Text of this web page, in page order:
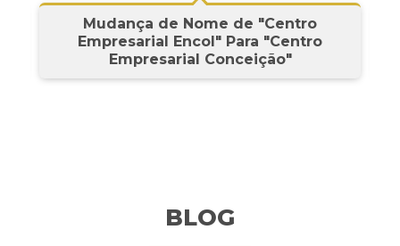
Mudança de Nome de "Centro
Empresarial Encol" Para "Centro
Empresarial Conceição"
BLOG